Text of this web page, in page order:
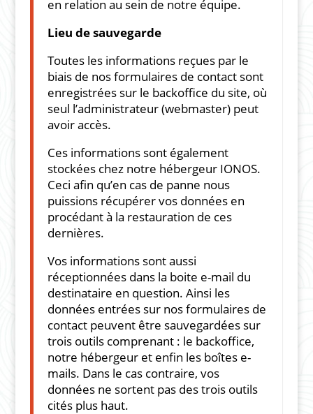
en relation au sein de notre équipe.
Lieu de sauvegarde
Toutes les informations reçues par le
biais de nos formulaires de contact sont
enregistrées sur le backoffice du site, où
seul l’administrateur (webmaster) peut
avoir accès.
Ces informations sont également
stockées chez notre hébergeur IONOS.
Ceci afin qu’en cas de panne nous
puissions récupérer vos données en
procédant à la restauration de ces
dernières.
Vos informations sont aussi
réceptionnées dans la boite e-mail du
destinataire en question. Ainsi les
données entrées sur nos formulaires de
contact peuvent être sauvegardées sur
trois outils comprenant : le backoffice,
notre hébergeur et enfin les boîtes e-
mails. Dans le cas contraire, vos
données ne sortent pas des trois outils
cités plus haut.